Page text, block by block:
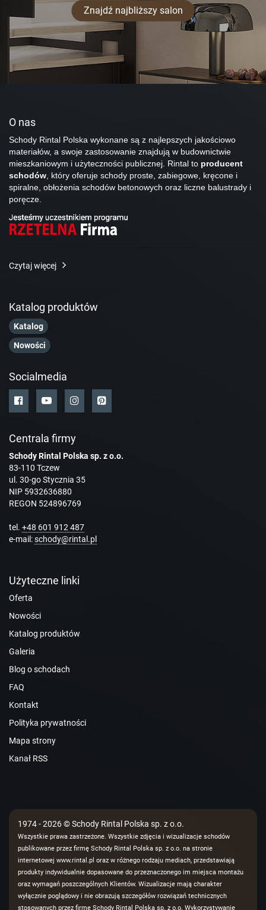
Znajdź najbliższy salon
O nas
Schody Rintal Polska wykonane są z najlepszych jakościowo
materiałów, a swoje zastosowanie znajdują w budownictwie
mieszkaniowym i użyteczności publicznej. Rintal to producent
schodów, który oferuje schody proste, zabiegowe, kręcone i
spiralne, obłożenia schodów betonowych oraz liczne balustrady i
poręcze.
Czytaj więcej
Katalog produktów
Katalog
Nowości
Socialmedia
Centrala firmy
Schody Rintal Polska sp. z o.o.
83-110 Tczew
ul. 30-go Stycznia 35
NIP 5932636880
REGON 524896769
tel. +48 601 912 487
e-mail:schody@rintal.pl
Użyteczne linki
Oferta
Nowości
Katalog produktów
Galeria
Blog o schodach
FAQ
Kontakt
Polityka prywatności
Mapa strony
Kanał RSS
1974 - 2026 © Schody Rintal Polska sp. z o.o.
Wszystkie prawa zastrzeżone. Wszystkie zdjęcia i wizualizacje schodów
publikowane przez firmę Schody Rintal Polska sp. z o.o. na stronie
internetowej www.rintal.pl oraz w różnego rodzaju mediach, przedstawiają
produkty indywidualnie dopasowane do przeznaczonego im miejsca montażu
oraz wymagań poszczególnych Klientów. Wizualizacje mają charakter
wyłącznie poglądowy i nie obrazują szczegółów rozwiązań technicznych
stosowanych przez firmę Schody Rintal Polska sp. z o.o. Wykorzystywanie